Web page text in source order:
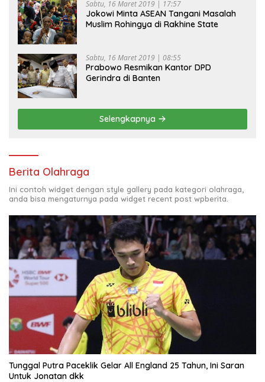
Sabtu, 16 Maret 2019 | 17:57
Jokowi Minta ASEAN Tangani Masalah
Muslim Rohingya di Rakhine State
Sabtu, 16 Maret 2019 | 08:55
Prabowo Resmikan Kantor DPD
Gerindra di Banten
Selengkapnya
Berita Olahraga
Ini contoh widget dengan style gallery pada kategori olahraga,
anda bisa mengaturnya pada widget recent post wpberita.
Tunggal Putra Paceklik Gelar All England 25 Tahun, Ini Saran
Untuk Jonatan dkk